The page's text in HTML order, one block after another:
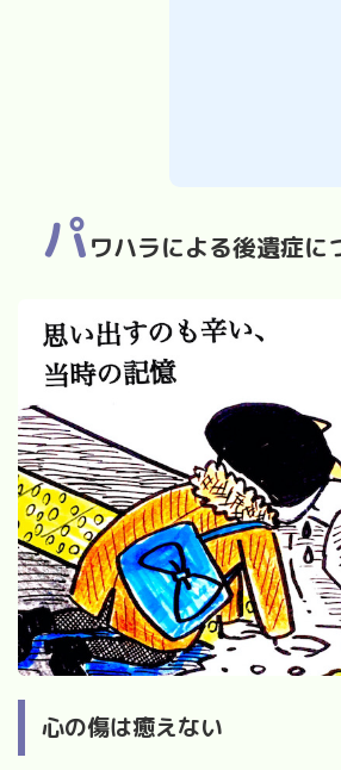
パワハラによる後遺症に
心の傷は癒えない